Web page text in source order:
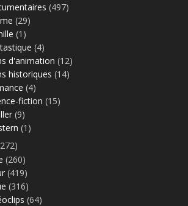
(497)
(29)
(1)
(4)
d'animation (12)
historiques (14)
(4)
fiction (15)
(9)
(1)
(260)
(419)
(316)
(64)